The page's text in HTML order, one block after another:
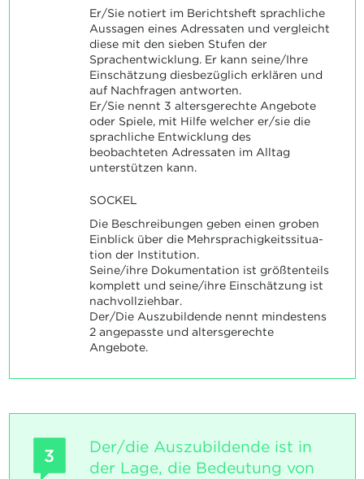
Er/Sie notiert im Berichtsheft sprachliche
Aussagen eines Adressaten und vergleicht
diese mit den sieben Stufen der
Sprachentwicklung. Er kann seine/Ihre
Einschätzung diesbezüglich erklären und
auf Nachfragen antworten.
Er/Sie nennt 3 altersgerechte Angebote
oder Spiele, mit Hilfe welcher er/sie die
sprachliche Entwicklung des
beobachteten Adressaten im Alltag
unterstützen kann.
SOCKEL
Die Beschreibungen geben einen groben
Einblick über die Mehrsprachigkeitssitua-
tion der Institution.
Seine/ihre Dokumentation ist größtenteils
komplett und seine/ihre Einschätzung ist
nachvollziehbar.
Der/Die Auszubildende nennt mindestens
2 angepasste und altersgerechte
Angebote.
3
Der/die Auszubildende ist in
der Lage, die Bedeutung von